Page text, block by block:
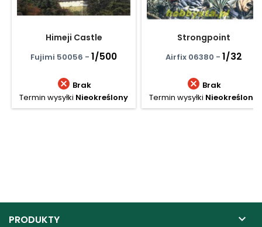
Himeji Castle
Fujimi 50056 - 1/500
 Brak
Termin wysyłki Nieokreślony
Strongpoint
Airfix 06380 - 1/32
 Brak
Termin wysyłki Nieokreślony
PRODUKTY 